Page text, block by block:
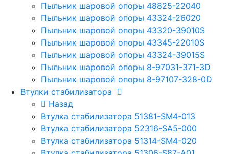
Пыльник шаровой опоры 48825-22040
Пыльник шаровой опоры 43324-26020
Пыльник шаровой опоры 43320-39010S
Пыльник шаровой опоры 43345-22010S
Пыльник шаровой опоры 43324-39015S
Пыльник шаровой опоры 8-97031-371-3D
Пыльник шаровой опоры 8-97107-328-0D
Втулки стабилизатора
Назад
Втулка стабилизатора 51381-SM4-013
Втулка стабилизатора 52316-SA5-000
Втулка стабилизатора 51314-SM4-020